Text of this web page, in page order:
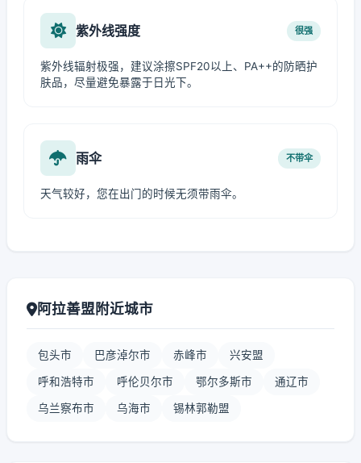
紫外线强度 很强
紫外线辐射极强，建议涂擦SPF20以上、PA++的防晒护
肤品，尽量避免暴露于日光下。
雨伞 不带伞
天气较好，您在出门的时候无须带雨伞。
阿拉善盟附近城市
包头市 巴彦淖尔市 赤峰市 兴安盟
呼和浩特市 呼伦贝尔市 鄂尔多斯市 通辽市
乌兰察布市 乌海市 锡林郭勒盟